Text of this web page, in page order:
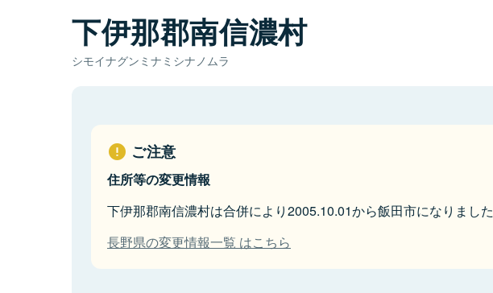
下伊那郡南信濃村
シモイナグンミナミシナノムラ
ご注意
住所等の変更情報
下伊那郡南信濃村は合併により2005.10.01から飯田市になりました
長野県の変更情報一覧 はこちら